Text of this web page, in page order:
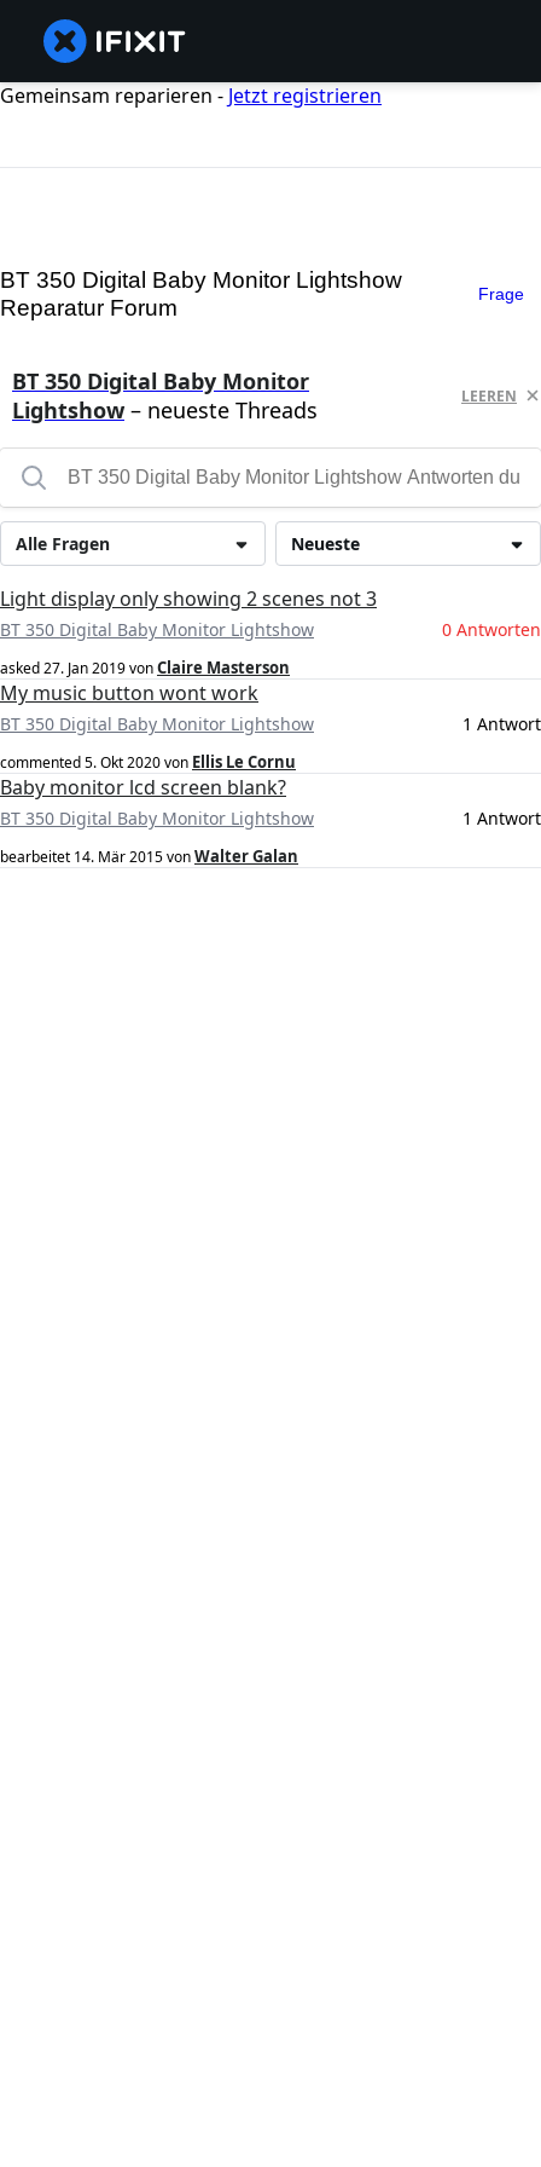
Gemeinsam reparieren - Jetzt registrieren
BT 350 Digital Baby Monitor Lightshow
Reparatur Forum
Frage
BT 350 Digital Baby Monitor
Lightshow – neueste Threads LEEREN
Neueste
Alle Fragen
Light display only showing 2 scenes not 3
BT 350 Digital Baby Monitor Lightshow 0 Antworten
asked27. Jan 2019vonClaire Masterson
My music button wont work
BT 350 Digital Baby Monitor Lightshow 1 Antwort
commented5. Okt 2020von Ellis Le Cornu
Baby monitor lcd screen blank?
BT 350 Digital Baby Monitor Lightshow 1 Antwort
bearbeitet 14. Mär 2015vonWalter Galan